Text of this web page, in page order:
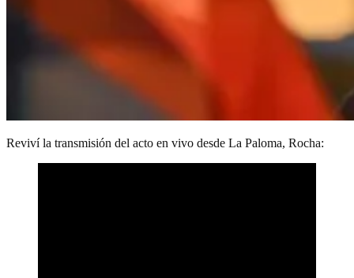
Reviví la transmisión del acto en vivo desde La Paloma, Rocha: